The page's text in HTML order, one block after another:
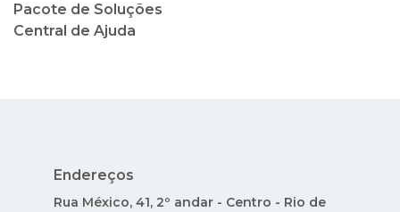
Pacote de Soluções
Central de Ajuda
Endereços
Rua México, 41, 2º andar - Centro - Rio de